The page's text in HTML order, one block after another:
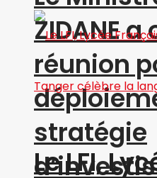
ZIDANE
réunion
stratégie
Le LFI,